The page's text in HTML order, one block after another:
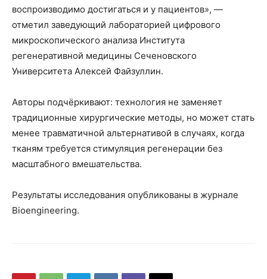
воспроизводимо достигаться и у пациентов», —
отметил заведующий лабораторией цифрового
микроскопического анализа Института
регенеративной медицины Сеченовского
Университета Алексей Файзуллин.
Авторы подчёркивают: технология не заменяет
традиционные хирургические методы, но может стать
менее травматичной альтернативой в случаях, когда
тканям требуется стимуляция регенерации без
масштабного вмешательства.
Результаты исследования опубликованы в журнале
Bioengineering.